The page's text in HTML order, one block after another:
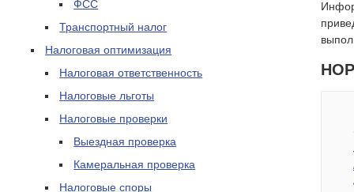
ФСС
Транспортный налог
Налоговая оптимизация
Налоговая ответственность
Налоговые льготы
Налоговые проверки
Выездная проверка
Камеральная проверка
Налоговые споры